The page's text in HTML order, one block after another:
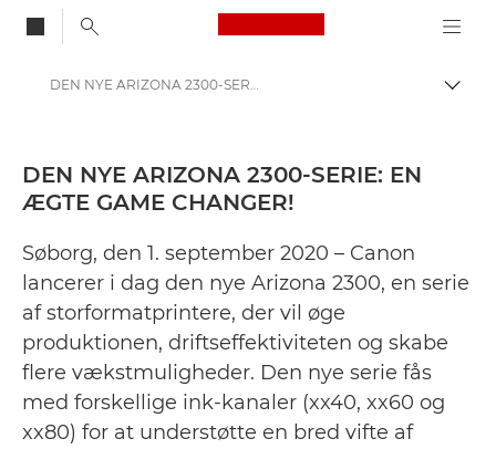
Canon Logo, back
Skift
Presse
Pressemeddelelser – Canons pressecenter
DEN NYE ARIZONA 2300-SERIE: EN ÆGTE GAME CHANGER! - Canon Danmarks presse-site
DEN NYE ARIZONA 2300-SERIE: EN
ÆGTE GAME CHANGER!
Søborg, den 1. september 2020 – Canon
lancerer i dag den nye Arizona 2300, en serie
af storformatprintere, der vil øge
produktionen, driftseffektiviteten og skabe
flere vækstmuligheder. Den nye serie fås
med forskellige ink-kanaler (xx40, xx60 og
xx80) for at understøtte en bred vifte af